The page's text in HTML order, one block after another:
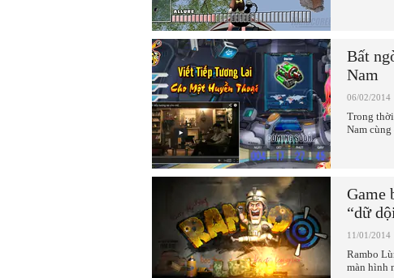
Bất
Nam
06/02/2014
Trong
Nam
Game
“dữ
11/01/2014
Rambo
màn hình